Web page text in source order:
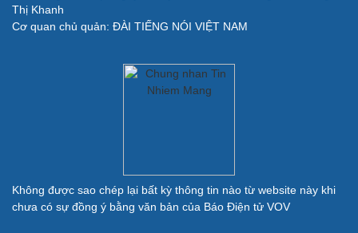
Tình yêu - Gia đình
Blog
Âm nhạc
Du lịch
Quân sự - Quốc phòng
Thị Khanh
Cơ quan chủ quản: ĐÀI TIẾNG NÓI VIỆT NAM
Không được sao chép lại bất kỳ thông tin nào từ website này khi
chưa có sự đồng ý bằng văn bản của Báo Điện tử VOV